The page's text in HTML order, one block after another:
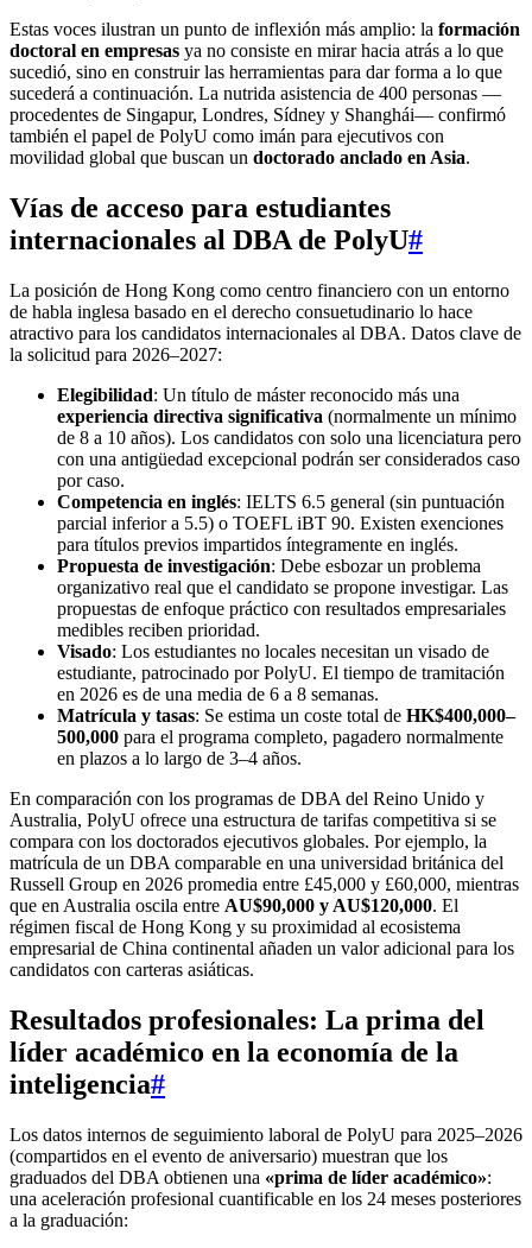
Estas voces ilustran un punto de inflexión más amplio: la formación
doctoral en empresas ya no consiste en mirar hacia atrás a lo que
sucedió, sino en construir las herramientas para dar forma a lo que
sucederá a continuación. La nutrida asistencia de 400 personas —
procedentes de Singapur, Londres, Sídney y Shanghái— confirmó
también el papel de PolyU como imán para ejecutivos con
movilidad global que buscan un doctorado anclado en Asia.
Vías de acceso para estudiantes
internacionales al DBA de PolyU#
La posición de Hong Kong como centro financiero con un entorno
de habla inglesa basado en el derecho consuetudinario lo hace
atractivo para los candidatos internacionales al DBA. Datos clave de
la solicitud para 2026–2027:
Elegibilidad: Un título de máster reconocido más una
experiencia directiva significativa (normalmente un mínimo
de 8 a 10 años). Los candidatos con solo una licenciatura pero
con una antigüedad excepcional podrán ser considerados caso
por caso.
Competencia en inglés: IELTS 6.5 general (sin puntuación
parcial inferior a 5.5) o TOEFL iBT 90. Existen exenciones
para títulos previos impartidos íntegramente en inglés.
Propuesta de investigación: Debe esbozar un problema
organizativo real que el candidato se propone investigar. Las
propuestas de enfoque práctico con resultados empresariales
medibles reciben prioridad.
Visado: Los estudiantes no locales necesitan un visado de
estudiante, patrocinado por PolyU. El tiempo de tramitación
en 2026 es de una media de 6 a 8 semanas.
Matrícula y tasas: Se estima un coste total de HK$400,000–
500,000 para el programa completo, pagadero normalmente
en plazos a lo largo de 3–4 años.
En comparación con los programas de DBA del Reino Unido y
Australia, PolyU ofrece una estructura de tarifas competitiva si se
compara con los doctorados ejecutivos globales. Por ejemplo, la
matrícula de un DBA comparable en una universidad británica del
Russell Group en 2026 promedia entre £45,000 y £60,000, mientras
que en Australia oscila entre AU$90,000 y AU$120,000. El
régimen fiscal de Hong Kong y su proximidad al ecosistema
empresarial de China continental añaden un valor adicional para los
candidatos con carteras asiáticas.
Resultados profesionales: La prima del
líder académico en la economía de la
inteligencia#
Los datos internos de seguimiento laboral de PolyU para 2025–2026
(compartidos en el evento de aniversario) muestran que los
graduados del DBA obtienen una «prima de líder académico»:
una aceleración profesional cuantificable en los 24 meses posteriores
a la graduación: